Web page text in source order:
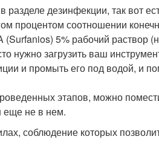
дезинфекции, так вот
процентом соотношении
5% рабочий раствор
нужно загрузить ваш
и промыть его под водой, и
этапов, можно
еще не в нем.
соблюдение которых